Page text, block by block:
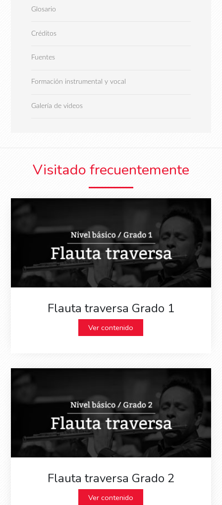
Glosario
Créditos
Fuentes
Formación instrumental y vocal
Galería de videos
Visitado frecuentemente
Flauta traversa Grado 1
Ver contenido
Flauta traversa Grado 2
Ver contenido